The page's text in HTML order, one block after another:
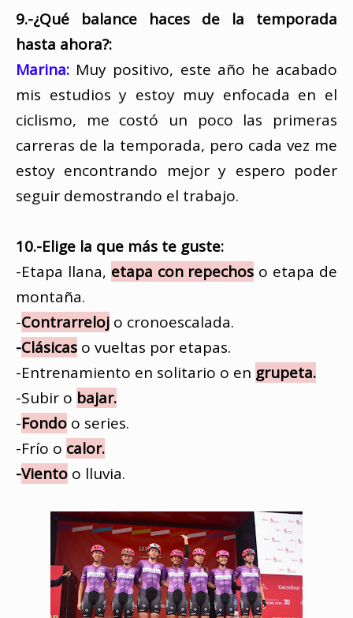
9.-¿Qué balance haces de la temporada
hasta ahora?:
Marina: Muy positivo, este año he acabado
mis estudios y estoy muy enfocada en el
ciclismo, me costó un poco las primeras
carreras de la temporada, pero cada vez me
estoy encontrando mejor y espero poder
seguir demostrando el trabajo.
10.-Elige la que más te guste:
-Etapa llana, etapa con repechos o etapa de
montaña.
-Contrarreloj o cronoescalada.
-Clásicas o vueltas por etapas.
-Entrenamiento en solitario o en grupeta.
-Subir o bajar.
-Fondo o series.
-Frío o calor.
-Viento o lluvia.